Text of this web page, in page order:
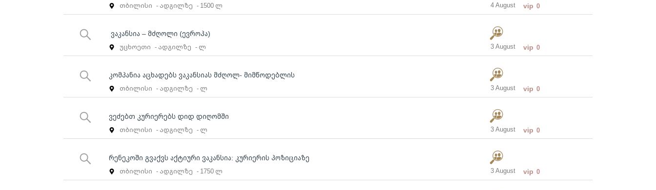
თბილისი - ადგილზე - 1500 ლ 4 August vip 0
ვაკანსია – მძღოლი (ევროპა)
უცხოეთი - ადგილზე - ლ 3 August vip 0
კომპანია აცხადებს ვაკანსიას მძღოლ- მიმწოდებლის
თბილისი - ადგილზე - ლ 3 August vip 0
ვეძებთ კურიერებს დიდ დიღომში
თბილისი - ადგილზე - ლ 3 August vip 0
რენეკოში გვაქვს აქტიური ვაკანსია: კურიერის პოზიციაზე
თბილისი - ადგილზე - 1750 ლ 3 August vip 0